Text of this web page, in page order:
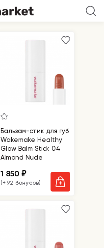
Умолчанию
Бальзам-стик для губ
Wakemake Healthy
Glow Balm Stick 04
Almond Nude
1 850₽
(+92 бонусов)